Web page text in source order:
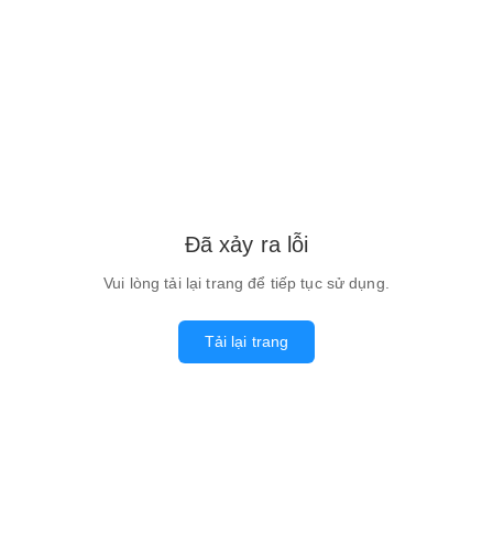
Đã xảy ra lỗi
Vui lòng tải lại trang để tiếp tục sử dụng.
Tải lại trang